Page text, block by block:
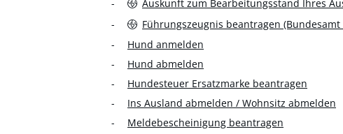
Auskunft zum Bearbeitungsstand Ihres
Führungszeugnis beantragen (Bundesamt
Hund anmelden
Hund abmelden
Hundesteuer Ersatzmarke beantragen
Ins Ausland abmelden / Wohnsitz abmelden
Meldebescheinigung beantragen